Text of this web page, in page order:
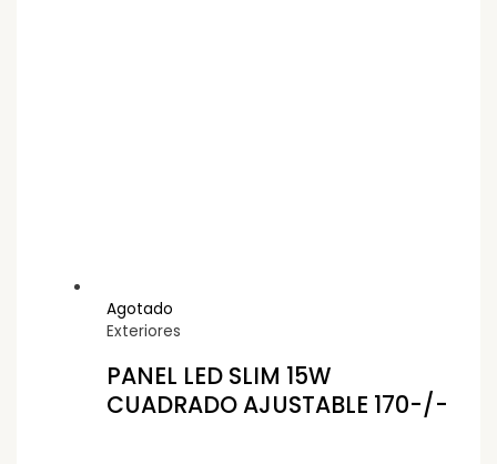
Agotado
Exteriores
PANEL LED SLIM 15W
CUADRADO AJUSTABLE 170-/-